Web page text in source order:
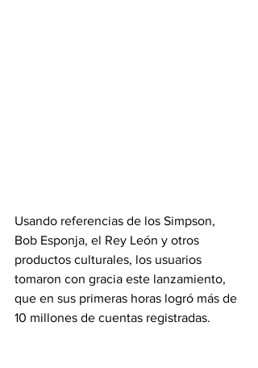
Usando referencias de los Simpson,
Bob Esponja, el Rey León y otros
productos culturales, los usuarios
tomaron con gracia este lanzamiento,
que en sus primeras horas logró más de
10 millones de cuentas registradas.